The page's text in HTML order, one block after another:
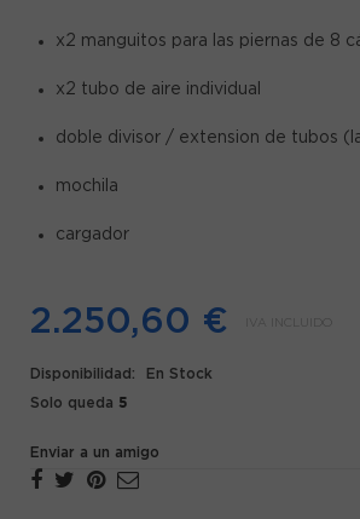
x2 manguitos para las piernas de 8
x2 tubo de aire individual
doble divisor / extension de tubos
mochila
cargador
2.250,60 €
Disponibilidad:
En Stock
Solo queda 5
Enviar a un amigo